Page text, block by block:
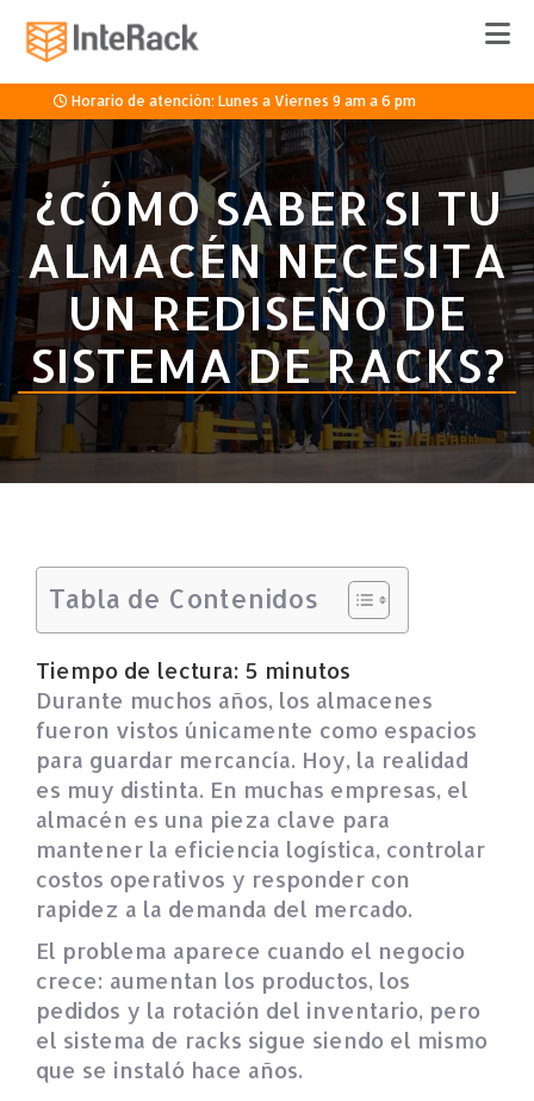
Horario de atención: Lunes a Viernes 9 am a 6 pm
33 3336 8920
Cotizar
¿CÓMO SABER SI TU
ALMACÉN NECESITA
UN REDISEÑO DE
SISTEMA DE RACKS?
Tabla de Contenidos
Tiempo de lectura: 5 minutos
Durante muchos años, los almacenes
fueron vistos únicamente como espacios
para guardar mercancía. Hoy, la realidad
es muy distinta. En muchas empresas, el
almacén es una pieza clave para
mantener la eficiencia logística, controlar
costos operativos y responder con
rapidez a la demanda del mercado.
El problema aparece cuando el negocio
crece: aumentan los productos, los
pedidos y la rotación del inventario, pero
el sistema de racks sigue siendo el mismo
que se instaló hace años.